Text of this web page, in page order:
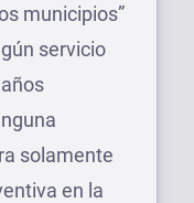
municipios”
servicio
solamente
en la